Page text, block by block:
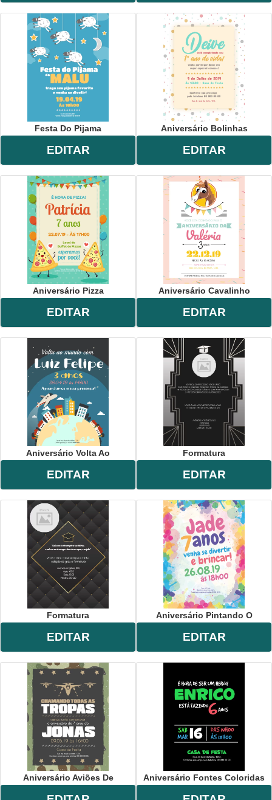
Festa Do Pijama
EDITAR
Aniversário Bolinhas
EDITAR
Aniversário Pizza
EDITAR
Aniversário Cavalinho
EDITAR
Aniversário Volta Ao
EDITAR
Formatura
EDITAR
Formatura
EDITAR
Aniversário Pintando O
EDITAR
Aniversário Aviões De Aniversário Fontes Coloridas